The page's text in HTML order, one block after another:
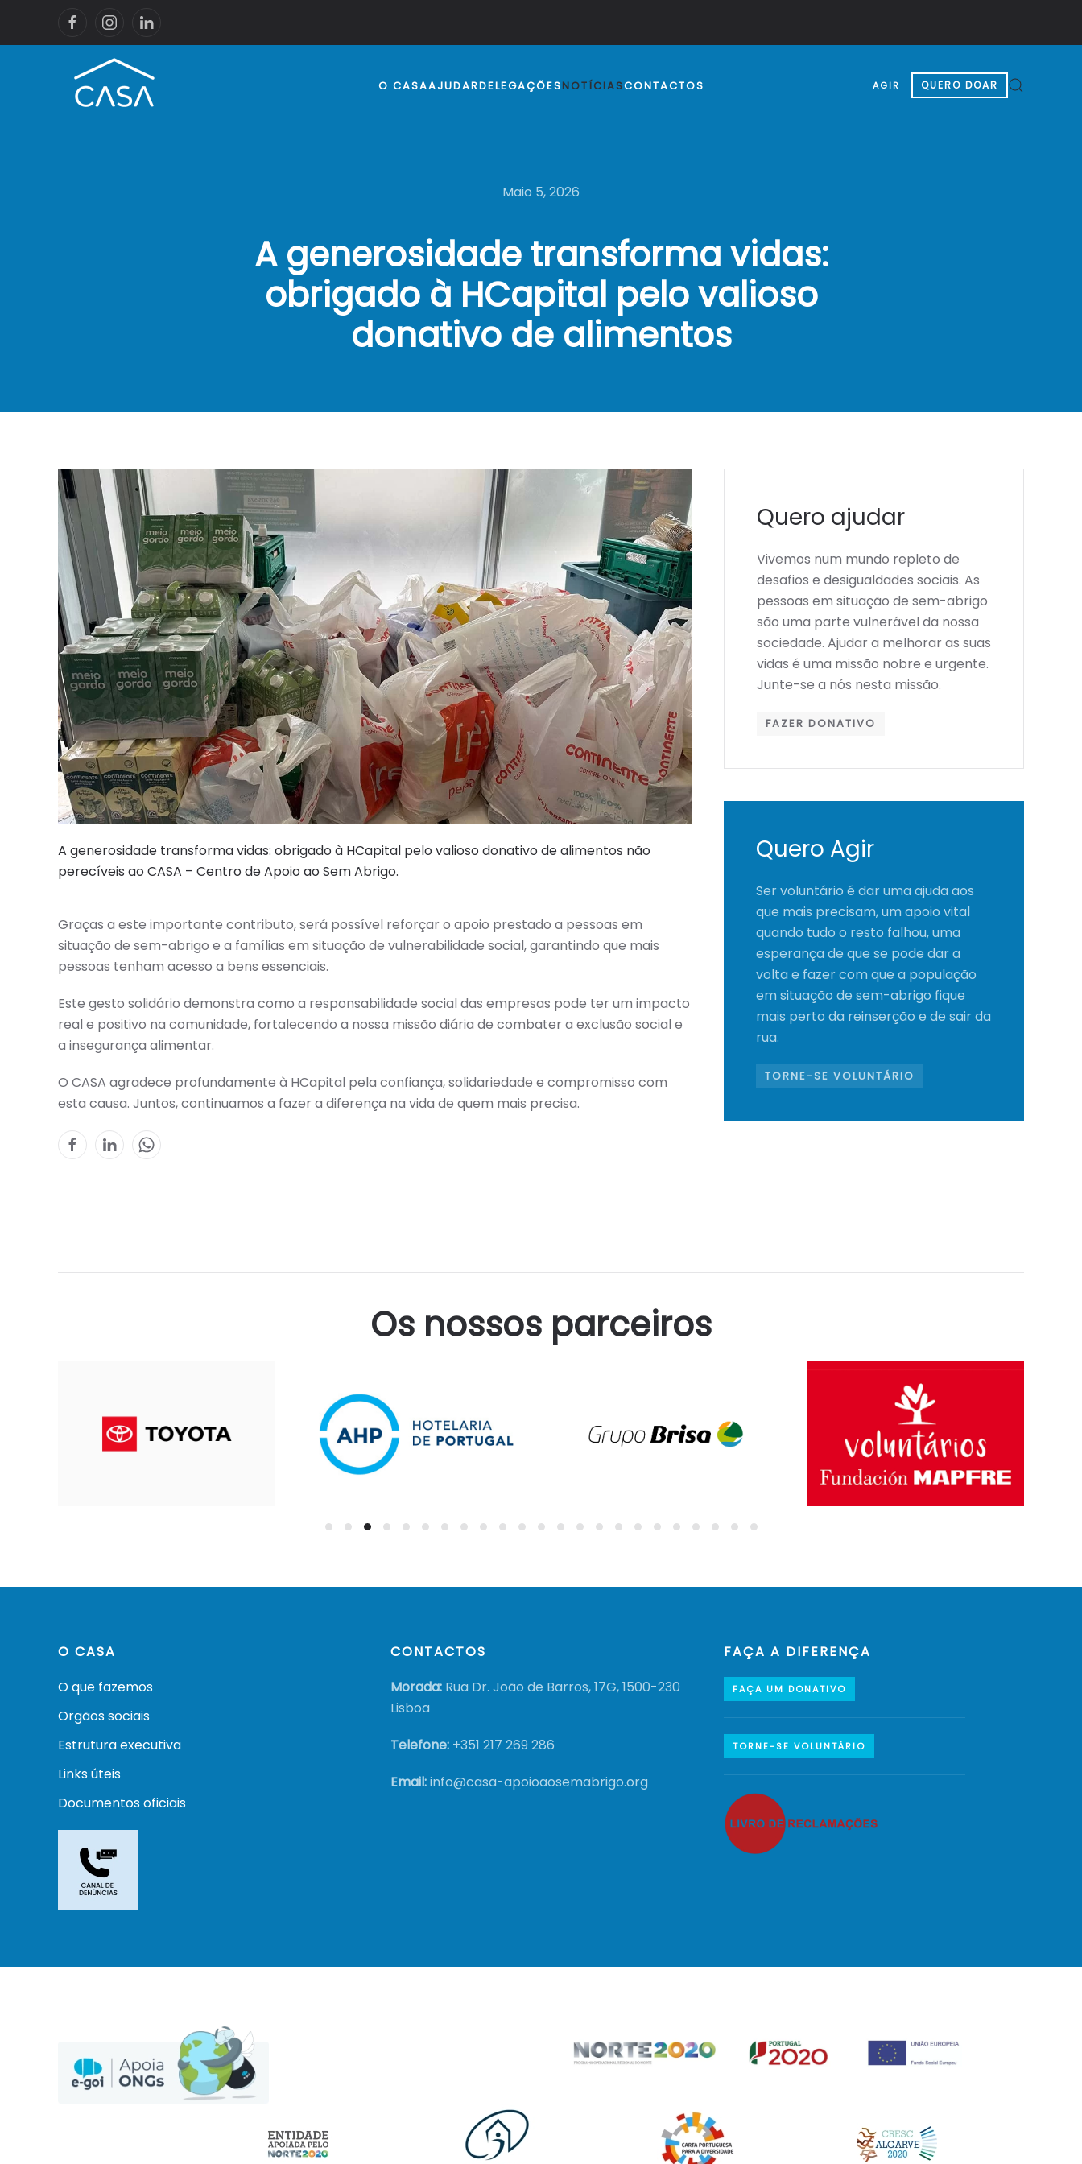
O CASAAJUDARDELEGAÇÕESNOTÍCIASCONTACTOS AGIR QUERO DOAR
Maio 5, 2026
A generosidade transforma vidas:
obrigado à HCapital pelo valioso
donativo de alimentos
A generosidade transforma vidas: obrigado à HCapital pelo valioso donativo de alimentos não
perecíveis ao CASA – Centro de Apoio ao Sem Abrigo.
Graças a este importante contributo, será possível reforçar o apoio prestado a pessoas em
situação de sem-abrigo e a famílias em situação de vulnerabilidade social, garantindo que mais
pessoas tenham acesso a bens essenciais.
Este gesto solidário demonstra como a responsabilidade social das empresas pode ter um impacto
real e positivo na comunidade, fortalecendo a nossa missão diária de combater a exclusão social e
a insegurança alimentar.
O CASA agradece profundamente à HCapital pela confiança, solidariedade e compromisso com
esta causa. Juntos, continuamos a fazer a diferença na vida de quem mais precisa.
Quero ajudar
Vivemos num mundo repleto de
desafios e desigualdades sociais. As
pessoas em situação de sem-abrigo
são uma parte vulnerável da nossa
sociedade. Ajudar a melhorar as suas
vidas é uma missão nobre e urgente.
Junte-se a nós nesta missão.
FAZER DONATIVO
Quero Agir
Ser voluntário é dar uma ajuda aos
que mais precisam, um apoio vital
quando tudo o resto falhou, uma
esperança de que se pode dar a
volta e fazer com que a população
em situação de sem-abrigo fique
mais perto da reinserção e de sair da
rua.
TORNE-SE VOLUNTÁRIO
Os nossos parceiros
O CASA
O que fazemos
Orgãos sociais
Estrutura executiva
Links úteis
Documentos oficiais
CONTACTOS
Morada: Rua Dr. João de Barros, 17G, 1500-230
Lisboa
Telefone: +351217 269 286
Email:info@casa-apoioaosemabrigo.org
FAÇA A DIFERENÇA
FAÇA UM DONATIVO
TORNE-SE VOLUNTÁRIO